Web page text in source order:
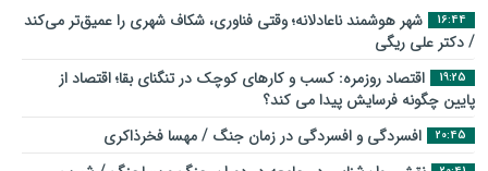
16:44
شهر هوشمند ناعادلانه؛ وقتی فناوری، شکاف شهری را عمیق‌تر می‌کند
/ دکتر علی ریگی
19:25
اقتصاد روزمره: کسب‌ و کارهای کوچک در تنگنای بقا؛ اقتصاد از
پایین چگونه فرسایش پیدا می کند؟
20:45 افسردگی و افسردگی در زمان جنگ / مهسا فخرذاکری